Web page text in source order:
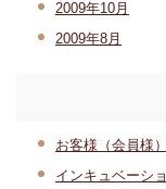
2009年10月
2009年8月
お客様（会員様
インキュベーシ